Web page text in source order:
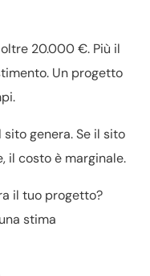
20.000 €. Più il
Un progetto
genera. Se il sito
il costo è marginale.
il tuo progetto?
stima